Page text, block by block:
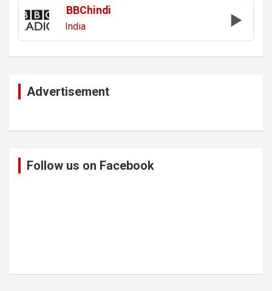
BBChindi
India
Advertisement
Follow us on Facebook